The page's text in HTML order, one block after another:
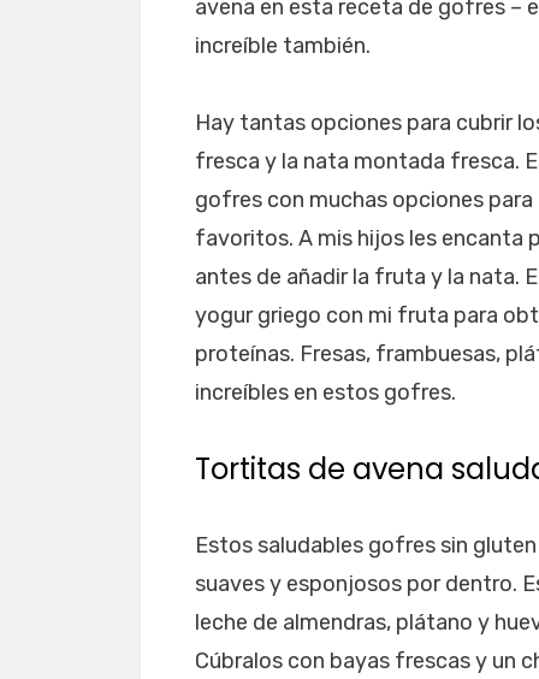
avena en esta receta de gofres –
increíble también.
Hay tantas opciones para cubrir
fresca y la nata montada fresca.
gofres con muchas opciones
favoritos. A mis hijos les encanta
antes de añadir la fruta y la nata.
yogur griego con mi fruta para
proteínas. Fresas, frambuesas,
increíbles en estos gofres.
Tortitas de avena
Estos saludables gofres sin
suaves y esponjosos por dentro.
leche de almendras, plátano y
Cúbralos con bayas frescas y un